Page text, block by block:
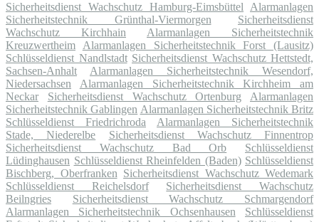
Sicherheitsdienst Wachschutz Hamburg-Eimsbüttel
Alarmanlagen
Sicherheitstechnik Grünthal-Viermorgen
Sicherheitsdienst
Wachschutz Kirchhain
Alarmanlagen Sicherheitstechnik
Kreuzwertheim
Alarmanlagen Sicherheitstechnik Forst (Lausitz)
Schlüsseldienst Nandlstadt Sicherheitsdienst Wachschutz Hettstedt,
Sachsen-Anhalt
Alarmanlagen Sicherheitstechnik Wesendorf,
Niedersachsen
Alarmanlagen Sicherheitstechnik Kirchheim am
Neckar
Sicherheitsdienst Wachschutz Ortenburg
Alarmanlagen
Sicherheitstechnik Gablingen Alarmanlagen Sicherheitstechnik Britz
Schlüsseldienst Friedrichroda
Alarmanlagen Sicherheitstechnik
Stade, Niederelbe
Sicherheitsdienst Wachschutz Finnentrop
Sicherheitsdienst Wachschutz Bad Orb
Schlüsseldienst
Lüdinghausen Schlüsseldienst Rheinfelden (Baden) Schlüsseldienst
Bischberg, Oberfranken Sicherheitsdienst Wachschutz Wedemark
Schlüsseldienst Reichelsdorf
Sicherheitsdienst Wachschutz
Beilngries
Sicherheitsdienst Wachschutz Schmargendorf
Alarmanlagen Sicherheitstechnik Ochsenhausen
Schlüsseldienst